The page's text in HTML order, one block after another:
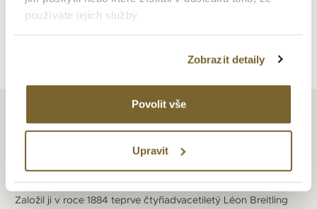
používáte jejich služby.
Zobrazit detaily
Povolit vše
Upravit
BREITLING
Založil ji v roce 1884 teprve čtyřiadvacetiletý Léon Breitling